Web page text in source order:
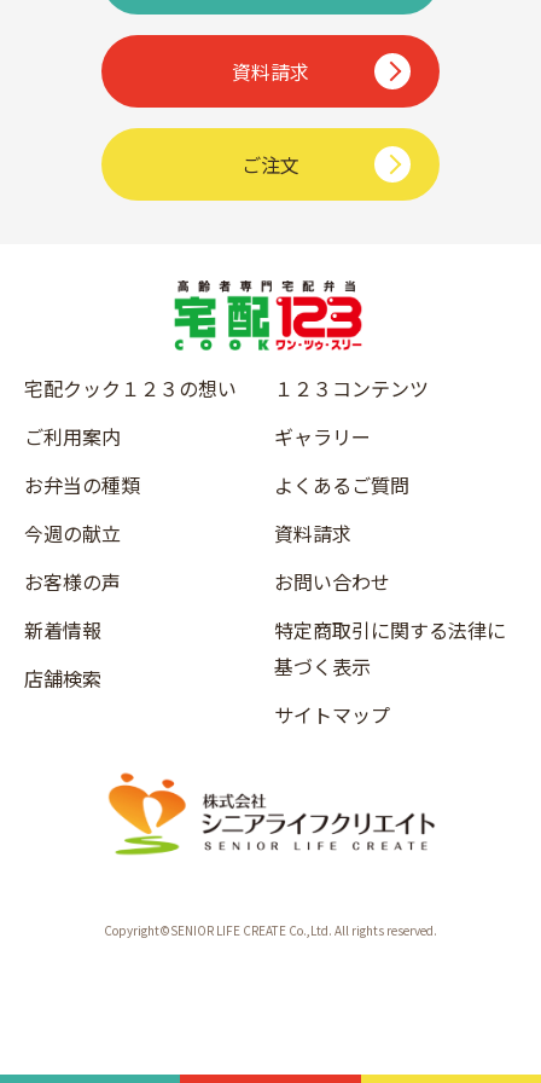
資料請求
ご注文
宅配クック１２３の想い
ご利用案内
お弁当の種類
今週の献立
お客様の声
新着情報
店舗検索
１２３コンテンツ
ギャラリー
よくあるご質問
資料請求
お問い合わせ
特定商取引に関する法律に
基づく表示
サイトマップ
Copyright©SENIOR LIFE CREATE Co.,Ltd. All rights reserved.